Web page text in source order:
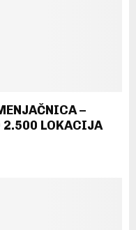
–
2.500 LOKACIJA